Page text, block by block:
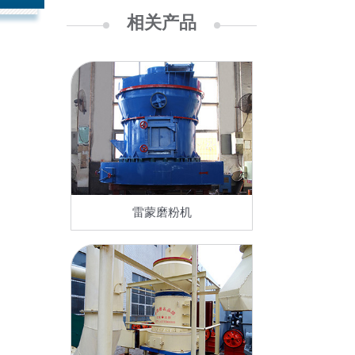
相关产品
雷蒙磨粉机